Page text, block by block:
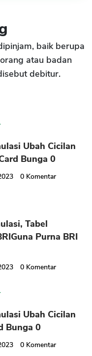
baik berupa
atau badan
debitur.
Ubah Cicilan
Bunga 0
0 Komentar
Tabel
Purna BRI
0 Komentar
Ubah Cicilan
Bunga 0
0 Komentar